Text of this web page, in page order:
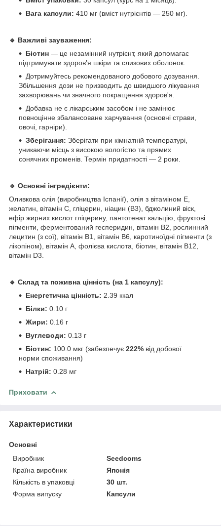
Вага капсули: 410 мг (вміст нутрієнтів — 250 мг).
🔹 Важливі зауваження:
Біотин — це незамінний нутрієнт, який допомагає
підтримувати здоров’я шкіри та слизових оболонок.
Дотримуйтесь рекомендованого добового дозування.
Збільшення дози не призводить до швидшого лікування
захворювань чи значного покращення здоров'я.
Добавка не є лікарським засобом і не замінює
повноцінне збалансоване харчування (основні страви,
овочі, гарніри).
Зберігання: Зберігати при кімнатній температурі,
уникаючи місць з високою вологістю та прямих
сонячних променів. Термін придатності — 2 роки.
🔹 Основні інгредієнти:
Оливкова олія (виробництва Іспанії), олія з вітаміном Е,
желатин, вітамін С, гліцерин, ніацин (B3), бджолиний віск,
ефір жирних кислот гліцерину, пантотенат кальцію, фруктові
пігменти, ферментований гесперидин, вітамін В2, рослинний
лецитин (з сої), вітамін В1, вітамін В6, каротиноїдні пігменти (з
лікопіном), вітамін А, фолієва кислота, біотин, вітамін В12,
вітамін D3.
🔹 Склад та поживна цінність (на 1 капсулу):
Енергетична цінність: 2.39 ккал
Білки: 0.10 г
Жири: 0.16 г
Вуглеводи: 0.13 г
Біотин: 100.0 мкг (забезпечує 222% від добової
норми споживання)
Натрій: 0.28 мг
Приховати
Характеристики
Основні
Виробник
Seedcoms
Країна виробник
Японія
Кількість в упаковці
30 шт.
Форма випуску
Капсули